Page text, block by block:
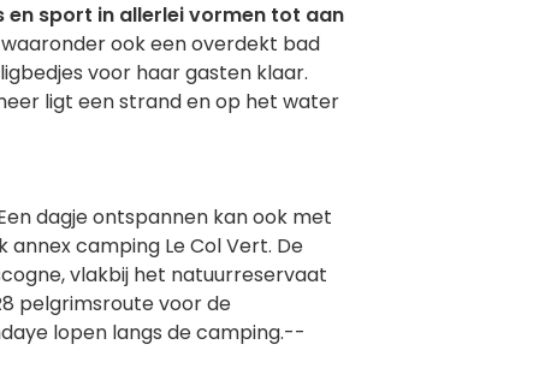
sport in allerlei vormen tot aan
ook een overdekt bad
voor haar gasten klaar.
ligt een strand en op het water
dagje ontspannen kan ook met
annex camping Le Col Vert. De
vlakbij het natuurreservaat
pelgrimsroute voor de
lopen langs de camping.--